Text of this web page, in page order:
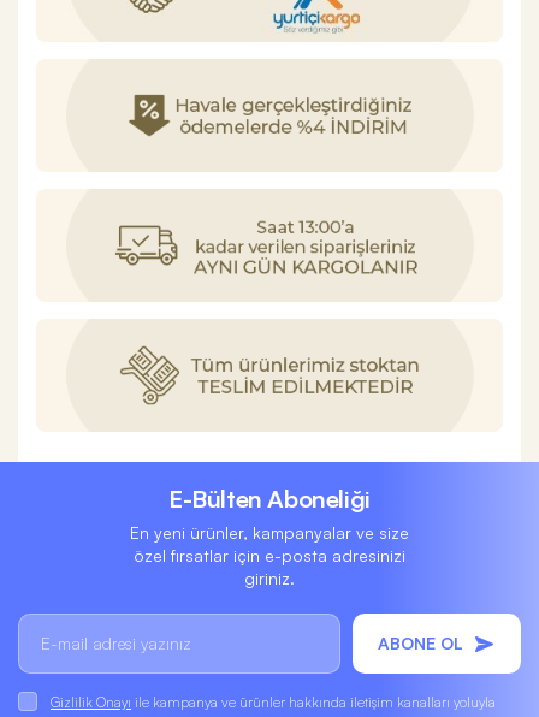
E-Bülten Aboneliği
En yeni ürünler, kampanyalar ve size
özel fırsatlar için e-posta adresinizi
giriniz.
ABONE OL
Gizlilik Onayı ile kampanya ve ürünler hakkında iletişim kanalları yoluyla